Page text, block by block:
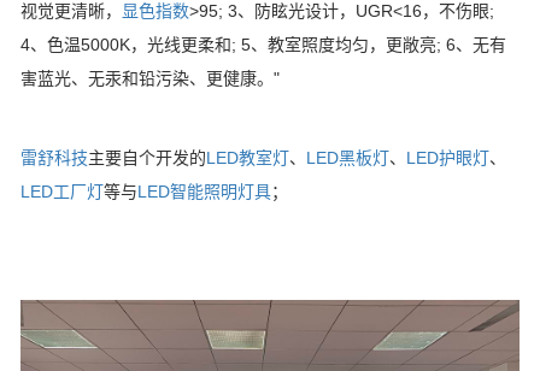
视觉更清晰，
显色指数>95; 3、防眩光设计，UGR<16，不伤眼;
4、色温5000K，光线更柔和; 5、教室照度均匀，更敞亮; 6、无有
害蓝光、无汞和铅污染、更健康。"
雷舒科技主要自个开发的LED教室灯、 LED黑板灯、 LED护眼灯、
LED工厂灯等与LED智能照明灯具；